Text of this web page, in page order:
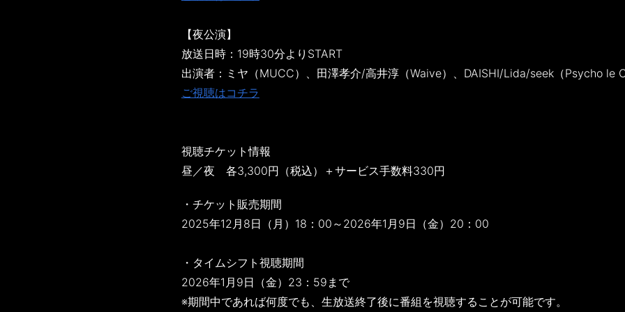
【夜公演】
放送日時：19時30分よりSTART
出演者：ミヤ（MUCC）、田澤孝介/高井淳（Waive）、DAISHI/Lida/seek（Psycho le
ご視聴はコチラ
視聴チケット情報
昼／夜 各3,300円（税込）＋サービス手数料330円
・チケット販売期間
2025年12月8日（月）18：00～2026年1月9日（金）20：00
・タイムシフト視聴期間
2026年1月9日（金）23：59まで
※期間中であれば何度でも、生放送終了後に番組を視聴することが可能です。